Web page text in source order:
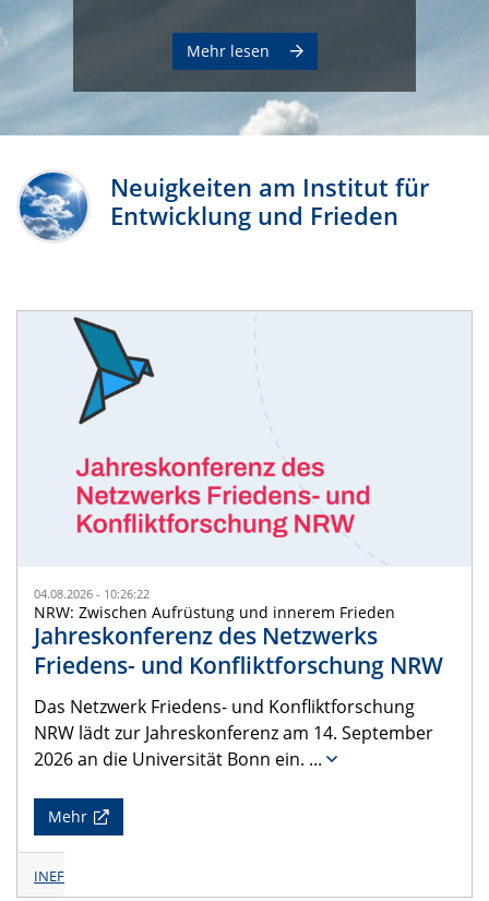
Mehr lesen
Neuigkeiten am Institut für
Entwicklung und Frieden
04.08.2026 - 10:26:22
NRW: Zwischen Aufrüstung und innerem Frieden
Jahreskonferenz des Netzwerks
Friedens- und Konfliktforschung NRW
Das Netzwerk Friedens- und Konfliktforschung
NRW lädt zur Jahreskonferenz am 14. September
2026 an die Universität Bonn ein. ...
Mehr
INEF